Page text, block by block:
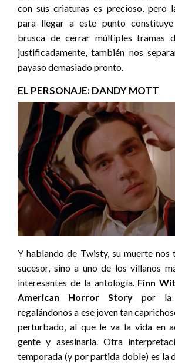
con sus criaturas es precioso, pero
para llegar a este punto
brusca de cerrar múltiples tramas
justificadamente, también nos
payaso demasiado pronto.
EL PERSONAJE: DANDY MOTT
Y hablando de Twisty, su muerte nos
sucesor, sino a uno de los villanos
interesantes de la antología. Finn
American Horror Story por la
regalándonos a ese joven tan
perturbado, al que le va la vida en
gente y asesinarla. Otra
temporada (y por partida doble) es la